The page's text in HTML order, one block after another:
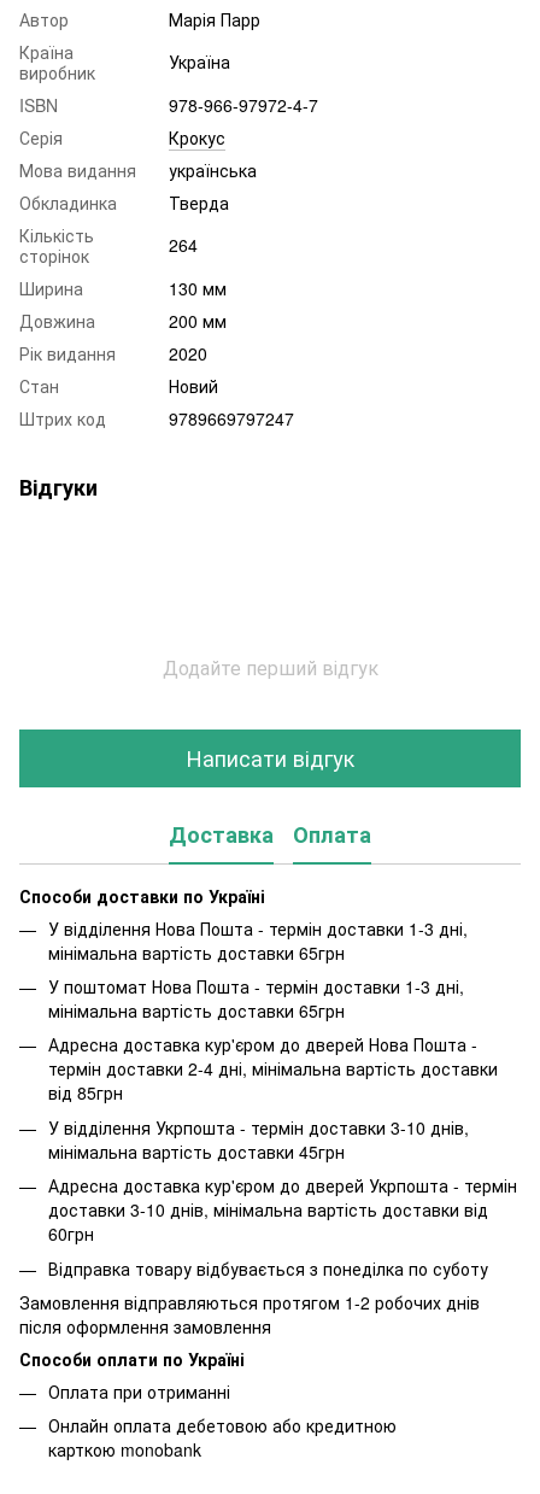
Автор
Марія Парр
Країна
виробник
Україна
ISBN
978-966-97972-4-7
Серія
Крокус
Мова видання
українська
Обкладинка
Тверда
Кількість
сторінок
264
Ширина
130 мм
Довжина
200 мм
Рік видання
2020
Стан
Новий
Штрих код
9789669797247
Відгуки
Додайте перший відгук
Написати відгук
Доставка Оплата
Способи доставки по Україні
У відділення Нова Пошта - термін доставки 1-3 дні,
мінімальна вартість доставки 65грн
У поштомат Нова Пошта - термін доставки 1-3 дні,
мінімальна вартість доставки 65грн
Адресна доставка кур'єром до дверей Нова Пошта -
термін доставки 2-4 дні, мінімальна вартість доставки
від 85грн
У відділення Укрпошта - термін доставки 3-10 днів,
мінімальна вартість доставки 45грн
Адресна доставка кур'єром до дверей Укрпошта - термін
доставки 3-10 днів, мінімальна вартість доставки від
60грн
Відправка товару відбувається з понеділка по суботу
Замовлення відправляються протягом 1-2 робочих днів
після оформлення замовлення
Способи оплати по Україні
Оплата при отриманні
Онлайн оплата дебетовою або кредитною
карткою monobank